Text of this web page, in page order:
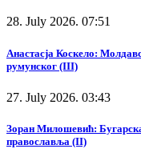
28. July 2026. 07:51
Анастасја Коскело:
румунског (III)
27. July 2026. 03:43
Зоран Милошевић:
православља (II)